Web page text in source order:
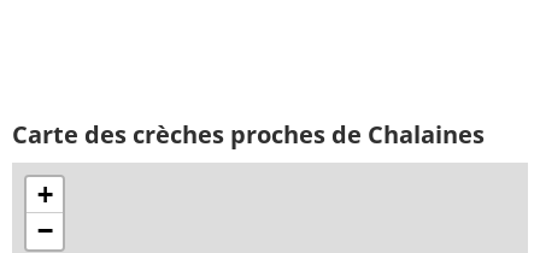
Carte des crèches proches de Chalaines
+
−